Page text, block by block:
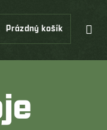
NÁKUPNÍ
KOŠÍK
Prázdný košík